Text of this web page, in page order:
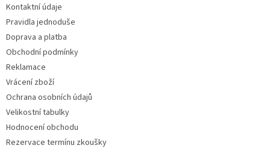
Kontaktní údaje
Pravidla jednoduše
Doprava a platba
Obchodní podmínky
Reklamace
Vrácení zboží
Ochrana osobních údajů
Velikostní tabulky
Hodnocení obchodu
Rezervace termínu zkoušky